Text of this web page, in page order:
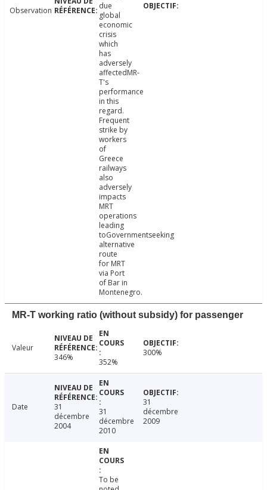
Observation
due
global
economic
crisis
which
has
adversely
affectedMR-
T's
performance
in this
regard.
Frequent
strike by
workers
of
Greece
railways
also
adversely
impacts
MRT
operations
leading
toGovernmentseeking
alternative
route
for MRT
via Port
of Bar in
Montenegro.
MR-T working ratio (without subsidy) for passenger
Valeur
346%
352%
300%
Date
31
décembre
2004
31
décembre
2010
31
décembre
2009
To be